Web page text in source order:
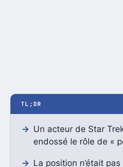
TL;DR
Un acteur de Star
endossé le rôle de «
La position n’était